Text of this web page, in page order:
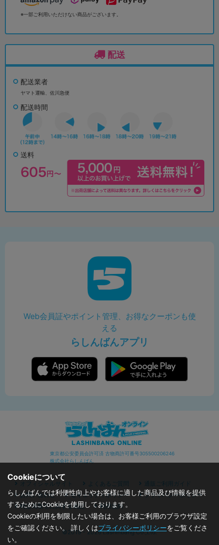
※一部ご利用いただけない商品がございます。
配送
配送業者
ヤマト運輸、佐川急便
配送時間
送料
Web会員証やポイント管理、お得なクーポンも使
える
らしんばんアプリ
東京都公安委員会許可済 古物商許可番号305500206246
株式会社らしんばん
オフィシャルサイト よくあるご質問
通販ご利用ガイド
お問い合わせ
セキュリティポリシー
プライバシーポリシー
特定商取引に関する表記
利用規約
©2019 - 2026 Lashinbang Co.,Ltd.
Cookieについて
らしんばんでは利便性向上やお客様に適した商品及び情報を提供
するためにCookieを使用しております。
Cookieの利用を制限したい場合は、お客様ご利用のブラウザ設定
をご確認ください。 詳しくはプライバシーポリシーをご覧くださ
い。